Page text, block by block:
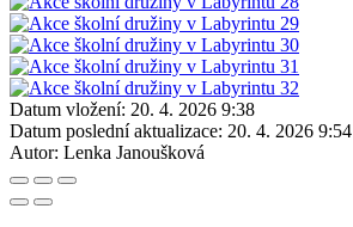
Datum vložení: 20. 4. 2026 9:38
Datum poslední aktualizace: 20. 4. 2026 9:54
Autor: Lenka Janoušková